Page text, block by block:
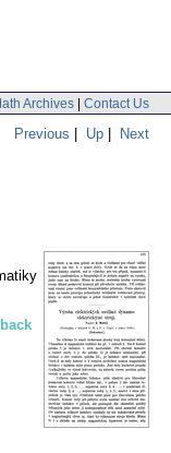
Archives | Contact Us
Previous | Up | Next